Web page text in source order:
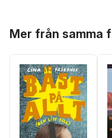
Mer från samma